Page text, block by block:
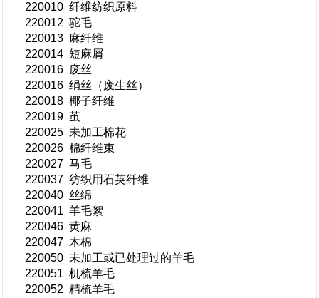
220010 纤维纺织原料
220012 驼毛
220013 麻纤维
220014 短麻屑
220016 废丝
220016 绢丝（废生丝）
220018 椰子纤维
220019 茧
220025 未加工棉花
220026 棉纤维束
220027 马毛
220037 纺织用石英纤维
220040 丝绵
220041 羊毛絮
220046 黄麻
220047 木棉
220050 未加工或已处理过的羊毛
220051 机梳羊毛
220052 精梳羊毛